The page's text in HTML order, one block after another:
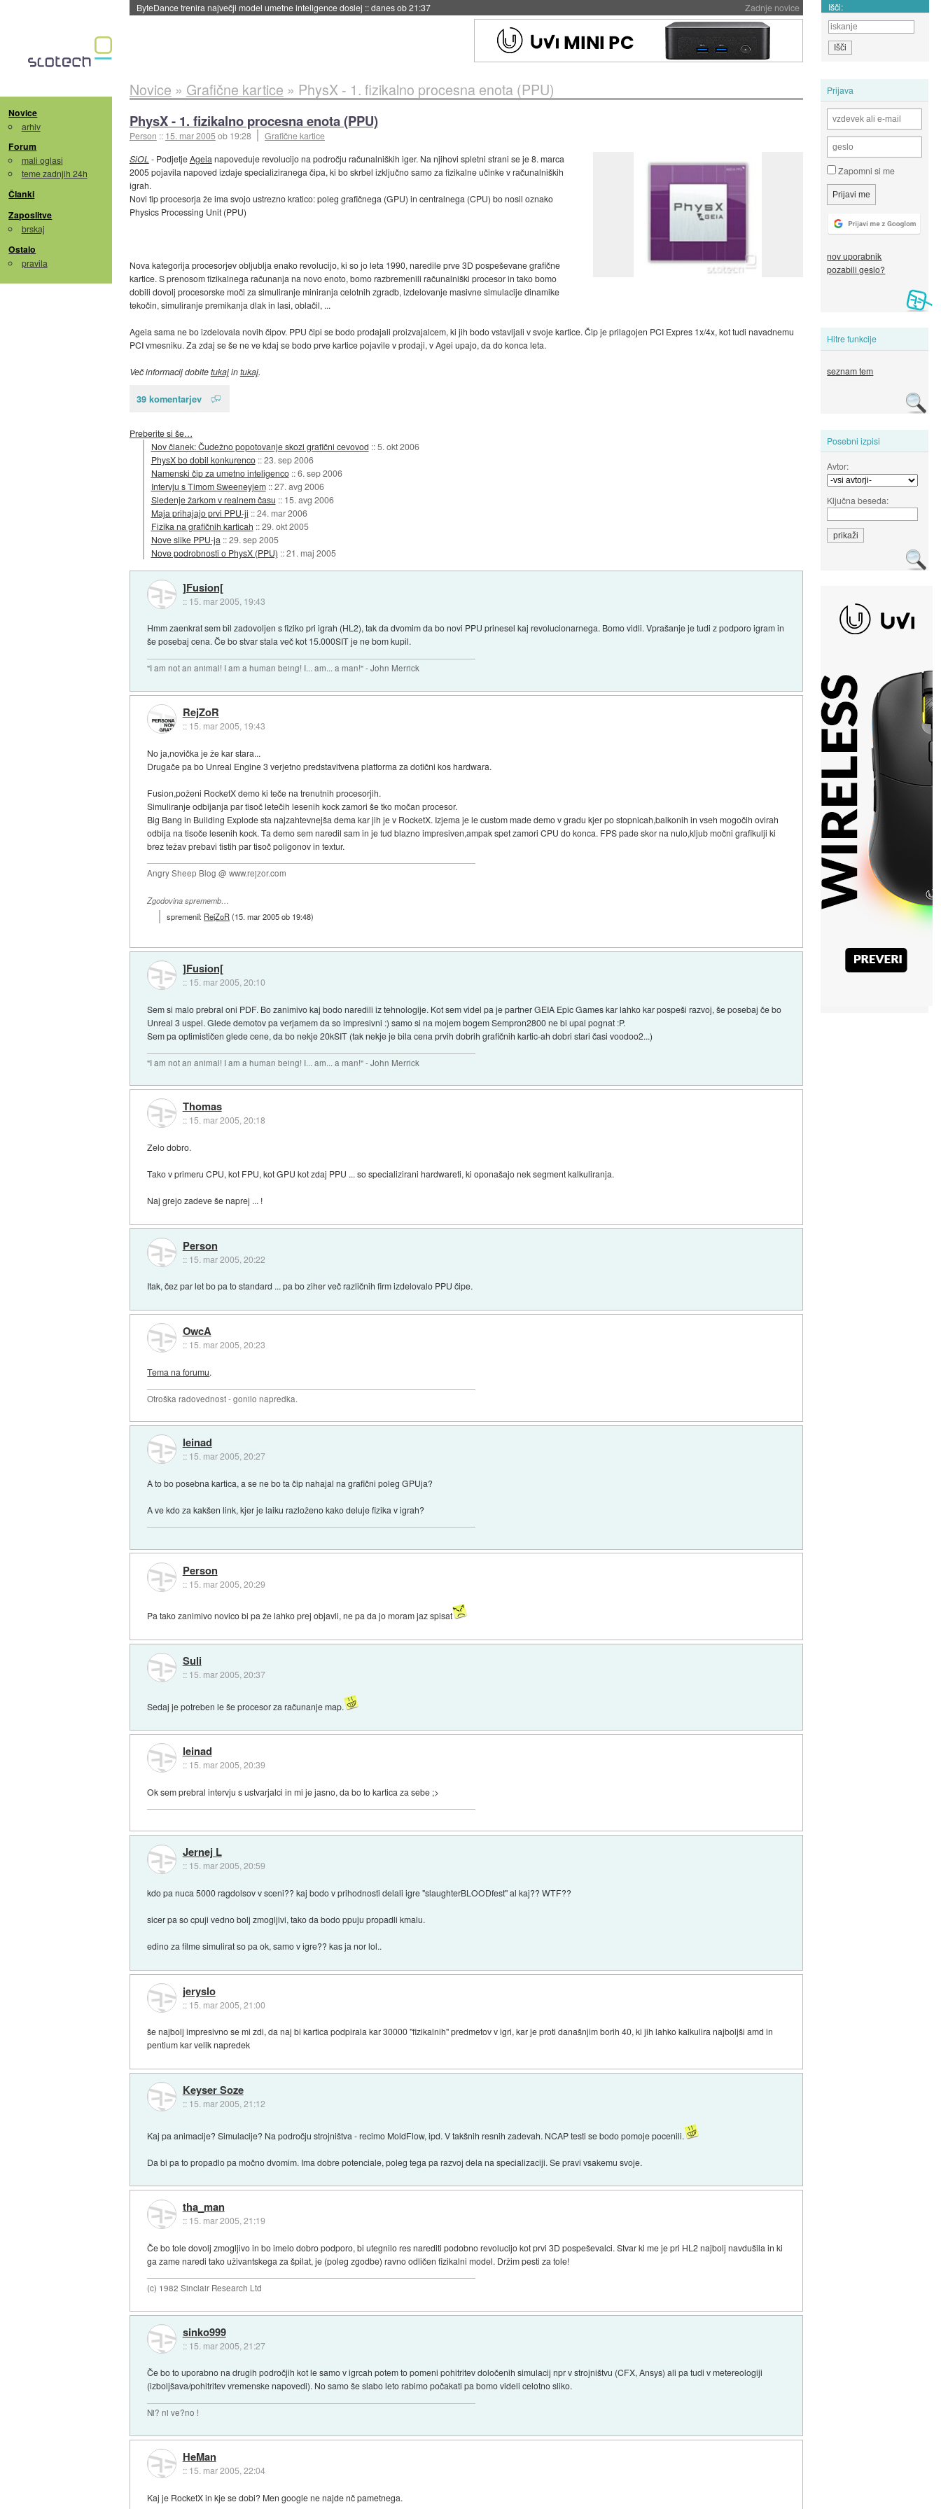
Zadnje novice
Spletne strani začele streči oglase za agente umetne inteligence::danes ob 21:23 Išči:
Novice
arhiv
Forum
mali oglasi
teme zadnjih 24h
Članki
Zaposlitve
brskaj
Ostalo
pravila
Prijava
Zapomni si me
nov uporabnik
pozabili geslo?
Hitre funkcije
seznam tem
Posebni izpisi
Avtor:
Ključna beseda:
Novice » Grafične kartice » PhysX - 1. fizikalno procesna enota (PPU)
PhysX - 1. fizikalno procesna enota (PPU)
Person :: 15. mar 2005ob 19:28
Grafične kartice
SiOL - PodjetjeAgeia napoveduje revolucijo na področju računalniških iger. Na njihovi spletni strani se je 8. marca
2005 pojavila napoved izdaje specializiranega čipa, ki bo skrbel izključno samo za fizikalne učinke v računalniških
igrah.
Novi tip procesorja že ima svojo ustrezno kratico: poleg grafičnega (GPU) in centralnega (CPU) bo nosil oznako
Physics Processing Unit (PPU)
Nova kategorija procesorjev obljublja enako revolucijo, ki so jo leta 1990, naredile prve 3D pospeševane grafične
kartice. S prenosom fizikalnega računanja na novo enoto, bomo razbremenili računalniški procesor in tako bomo
dobili dovolj procesorske moči za simuliranje miniranja celotnih zgradb, izdelovanje masivne simulacije dinamike
tekočin, simuliranje premikanja dlak in lasi, oblačil, ...
Ageia sama ne bo izdelovala novih čipov. PPU čipi se bodo prodajali proizvajalcem, ki jih bodo vstavljali v svoje kartice. Čip je prilagojen PCI Expres 1x/4x, kot tudi navadnemu
PCI vmesniku. Za zdaj se še ne ve kdaj se bodo prve kartice pojavile v prodaji, v Agei upajo, da do konca leta.
Več informacij dobitetukajintukaj.
39 komentarjev
Preberite si še…
Nov članek: Čudežno popotovanje skozi grafični cevovod ::5. okt 2006
PhysX bo dobil konkurenco ::23. sep 2006
Namenski čip za umetno inteligenco ::6. sep 2006
Intervju s Timom Sweeneyjem ::27. avg 2006
Sledenje žarkom v realnem času :: 15. avg 2006
Maja prihajajo prvi PPU-ji ::24. mar 2006
Fizika na grafičnih karticah ::29. okt 2005
Nove slike PPU-ja ::29. sep 2005
Nove podrobnosti o PhysX (PPU) ::21. maj 2005
]Fusion[
:: 15. mar 2005, 19:43
Hmm zaenkrat sem bil zadovoljen s fiziko pri igrah (HL2), tak da dvomim da bo novi PPU prinesel kaj revolucionarnega. Bomo vidli. Vprašanje je tudi z podporo igram in
še posebaj cena. Če bo stvar stala več kot 15.000SIT je ne bom kupil.
"I am not an animal! I am a human being! I... am... a man!" - John Merrick
RejZoR
:: 15. mar 2005, 19:43
No ja,novička je že kar stara...
Drugače pa bo Unreal Engine 3 verjetno predstavitvena platforma za dotični kos hardwara.
Fusion,poženi RocketX demo ki teče na trenutnih procesorjih.
Simuliranje odbijanja par tisoč letečih lesenih kock zamori še tko močan procesor.
Big Bang in Building Explode sta najzahtevnejša dema kar jih je v RocketX. Izjema je le custom made demo v gradu kjer po stopnicah,balkonih in vseh mogočih ovirah
odbija na tisoče lesenih kock. Ta demo sem naredil sam in je tud blazno impresiven,ampak spet zamori CPU do konca. FPS pade skor na nulo,kljub močni grafikulji ki
brez težav prebavi tistih par tisoč poligonov in textur.
Angry Sheep Blog @ www.rejzor.com
Zgodovina sprememb…
spremenil: RejZoR(15. mar 2005 ob 19:48)
]Fusion[
:: 15. mar 2005, 20:10
Sem si malo prebral oni PDF. Bo zanimivo kaj bodo naredili iz tehnologije. Kot sem videl pa je partner GEIA Epic Games kar lahko kar pospeši razvoj, še posebaj če bo
Unreal 3 uspel. Glede demotov pa verjamem da so impresivni :) samo si na mojem bogem Sempron2800 ne bi upal pognat :P.
Sem pa optimističen glede cene, da bo nekje 20kSIT (tak nekje je bila cena prvih dobrih grafičnih kartic-ah dobri stari časi voodoo2...)
"I am not an animal! I am a human being! I... am... a man!" - John Merrick
Thomas
:: 15. mar 2005, 20:18
Zelo dobro.
Tako v primeru CPU, kot FPU, kot GPU kot zdaj PPU ... so specializirani hardwareti, ki oponašajo nek segment kalkuliranja.
Naj grejo zadeve še naprej ... !
Person
:: 15. mar 2005, 20:22
Itak, čez par let bo pa to standard ... pa bo ziher več različnih firm izdelovalo PPU čipe.
OwcA
:: 15. mar 2005, 20:23
Tema na forumu.
Otroška radovednost - gonilo napredka.
leinad
:: 15. mar 2005, 20:27
A to bo posebna kartica, a se ne bo ta čip nahajal na grafični poleg GPUja?
A ve kdo za kakšen link, kjer je laiku razloženo kako deluje fizika v igrah?
Person
:: 15. mar 2005, 20:29
Pa tako zanimivo novico bi pa že lahko prej objavli, ne pa da jo moram jaz spisat
Suli
:: 15. mar 2005, 20:37
Sedaj je potreben le še procesor za računanje map.
leinad
:: 15. mar 2005, 20:39
Ok sem prebral intervju s ustvarjalci in mi je jasno, da bo to kartica za sebe ;>
Jernej L
:: 15. mar 2005, 20:59
kdo pa nuca 5000 ragdolsov v sceni?? kaj bodo v prihodnosti delali igre "slaughterBLOODfest" al kaj?? WTF??
sicer pa so cpuji vedno bolj zmogljivi, tako da bodo ppuju propadli kmalu.
edino za filme simulirat so pa ok, samo v igre?? kas ja nor lol..
jeryslo
:: 15. mar 2005, 21:00
še najbolj impresivno se mi zdi, da naj bi kartica podpirala kar 30000 "fizikalnih" predmetov v igri, kar je proti današnjim borih 40, ki jih lahko kalkulira najboljši amd in
pentium kar velik napredek
Keyser Soze
:: 15. mar 2005, 21:12
Kaj pa animacije? Simulacije? Na področju strojništva - recimo MoldFlow, ipd. V takšnih resnih zadevah. NCAP testi se bodo pomoje pocenili.
Da bi pa to propadlo pa močno dvomim. Ima dobre potenciale, poleg tega pa razvoj dela na specializaciji. Se pravi vsakemu svoje.
tha_man
:: 15. mar 2005, 21:19
Če bo tole dovolj zmogljivo in bo imelo dobro podporo, bi utegnilo res narediti podobno revolucijo kot prvi 3D pospeševalci. Stvar ki me je pri HL2 najbolj navdušila in ki
ga zame naredi tako uživantskega za špilat, je (poleg zgodbe) ravno odličen fizikalni model. Držim pesti za tole!
(c) 1982 Sinclair Research Ltd
sinko999
:: 15. mar 2005, 21:27
Če bo to uporabno na drugih področjih kot le samo v igrcah potem to pomeni pohitritev določenih simulacij npr v strojništvu (CFX, Ansys) ali pa tudi v metereologiji
(izboljšava/pohitritev vremenske napovedi). No samo še slabo leto rabimo počakati pa bomo videli celotno sliko.
Ni? ni ve?no !
HeMan
:: 15. mar 2005, 22:04
Kaj je RocketX in kje se dobi? Men google ne najde nč pametnega.